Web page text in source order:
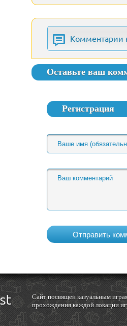
Комментарии
Оставьте ваш
Регистрация
Cайт посвящен казуальным
прохождения каждой локации